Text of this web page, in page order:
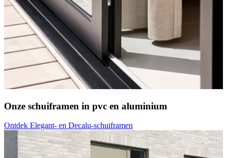
Onze schuiframen in pvc en aluminium
Ontdek Elegant- en Decalu-schuiframen